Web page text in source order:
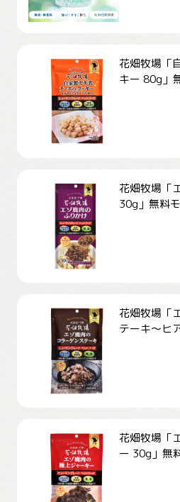
花畑牧場「
キー 80g」
花畑牧場「
30g」無料
花畑牧場「
テーキ～ヒ
花畑牧場「
ー 30g」無